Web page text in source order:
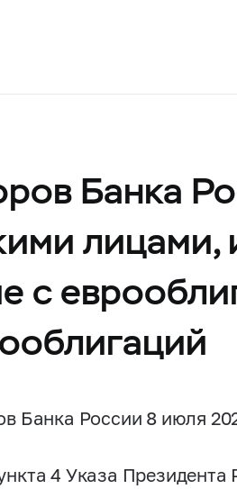
Банка
с
Банка России 8 июля
4 Указа